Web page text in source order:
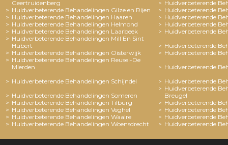
Geertruidenberg
Huidverbeterende
Huidverbeterende Behandelingen Gilze en Rijen
Huidverbeterende
Huidverbeterende Behandelingen Haaren
Huidverbeterende
Huidverbeterende Behandelingen Helmond
Huidverbeterende
Huidverbeterende Behandelingen Laarbeek
Huidverbeterende
Huidverbeterende Behandelingen Mill En Sint
Hubert
Huidverbeterende
Huidverbeterende Behandelingen Oisterwijk
Huidverbeterende
Huidverbeterende Behandelingen Reusel-De
Mierden
Huidverbeterende
Huidverbeterende Behandelingen Schijndel
Huidverbeterende
Huidverbeterende Behandelingen Someren
Huidverbeterende
Breugel
Huidverbeterende Behandelingen Tilburg
Huidverbeterende
Huidverbeterende Behandelingen Veghel
Huidverbeterende
Huidverbeterende Behandelingen Waalre
Huidverbeterende
Huidverbeterende Behandelingen Woensdrecht
Huidverbeterende